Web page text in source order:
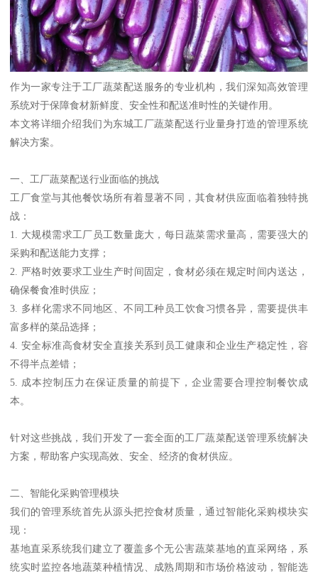
作为一家专注于工厂蔬菜配送服务的专业机构，我们深知高效管理
系统对于保障食材新鲜度、安全性和配送准时性的关键作用。
本文将详细介绍我们为东城工厂蔬菜配送行业量身打造的管理系统
解决方案。
一、工厂蔬菜配送行业面临的挑战
工厂食堂与其他餐饮场所有着显著不同，其食材供应面临着独特挑
战：
1. 大规模需求工厂员工数量庞大，每日蔬菜需求量高，需要强大的
采购和配送能力支撑；
2. 严格时效要求工业生产时间固定，食材必须在规定时间内送达，
确保餐食准时供应；
3. 多样化需求不同地区、不同工种员工饮食习惯各异，需要提供丰
富多样的菜品选择；
4. 安全标准高食材安全直接关系到员工健康和企业生产稳定性，容
不得半点差错；
5. 成本控制压力在保证质量的前提下，企业需要合理控制餐饮成
本。
针对这些挑战，我们开发了一套全面的工厂蔬菜配送管理系统解决
方案，帮助客户实现高效、安全、经济的食材供应。
二、智能化采购管理模块
我们的管理系统首先从源头把控食材质量，通过智能化采购模块实
现：
基地直采系统我们建立了覆盖多个无公害蔬菜基地的直采网络，系
统实时监控各地蔬菜种植情况、成熟周期和市场价格波动，智能选